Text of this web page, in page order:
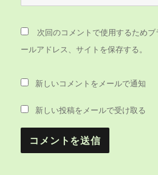
次回のコメントで使用するため
ールアドレス、サイトを保存する。
新しいコメントをメールで通知
新しい投稿をメールで受け取る